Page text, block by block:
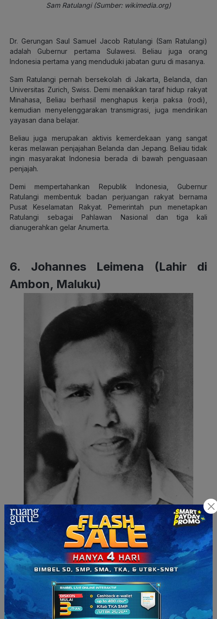
Sam Ratulangi (Sumber: wikimedia.org)
Dr. Gerungan Saul Samuel Jacob Ratulangi (Sam Ratulangi)
adalah Gubernur pertama Sulawesi. Beliau juga orang
Indonesia pertama yang menduduki jabatan guru di masanya.
Sam Ratulangi pernah bersekolah di Jakarta, Belanda, dan
Universitas Zurich, Swiss. Demi menaikkan taraf hidup rakyat
Minahasa, Beliau berhasil menghapus kerja paksa (rodi),
kemudian menyelenggarakan transmigrasi, juga mendirikan
yayasan dana belajar.
Beliau juga merupakan aktivis kemerdekaan yang sangat
keras melawan penjajahan Belanda dan Jepang. Beliau tidak
ingin masyarakat Indonesia berada di bawah penguasaan
penjajah.
Demi mempertahankan Republik Indonesia, Gubernur
Ratulangi membentuk badan perjuangan rakyat bernama
Pusat Keselamatan Rakyat. Pemerintah pun menetapkan
Ratulangi sebagai Pahlawan Nasional dan tiga kali
dianugerahkan gelar Anumerta.
6. Johannes Leimena (Lahir di
Ambon, Maluku)
Johannes Leimena (Sumber: wikimedia.org)
Beliau merupakan seorang dokter yang mendirikan Bandung
Plan tahun 1951, setelah itu ditingkatkan menjadi Leimena Plan
pada 1954. Karyanya ini kemudian menjadi cikal bakal
PUSKESMAS.